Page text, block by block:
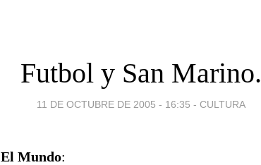
Futbol y San Marino.
11 DE OCTUBRE DE 2005 - 16:35 - CULTURA
El Mundo: